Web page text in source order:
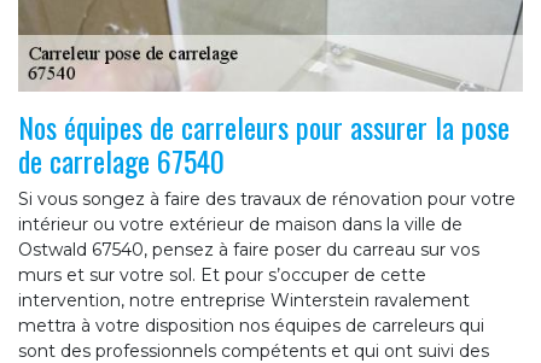
Nos équipes de carreleurs pour assurer la pose
de carrelage 67540
Si vous songez à faire des travaux de rénovation pour votre
intérieur ou votre extérieur de maison dans la ville de
Ostwald 67540, pensez à faire poser du carreau sur vos
murs et sur votre sol. Et pour s’occuper de cette
intervention, notre entreprise Winterstein ravalement
mettra à votre disposition nos équipes de carreleurs qui
sont des professionnels compétents et qui ont suivi des